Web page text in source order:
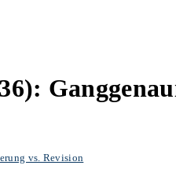
vs. Revision